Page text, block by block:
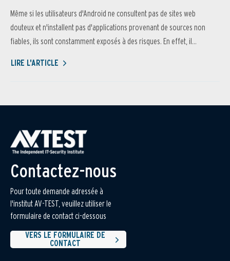
Même si les utilisateurs d'Android ne consultent pas de sites web
douteux et n'installent pas d'applications provenant de sources non
fiables, ils sont constamment exposés à des risques. En effet, il...
LIRE L'ARTICLE
Contactez-nous
Pour toute demande adressée à
l'institut AV-TEST, veuillez utiliser le
formulaire de contact ci-dessous
VERS LE FORMULAIRE DE
CONTACT